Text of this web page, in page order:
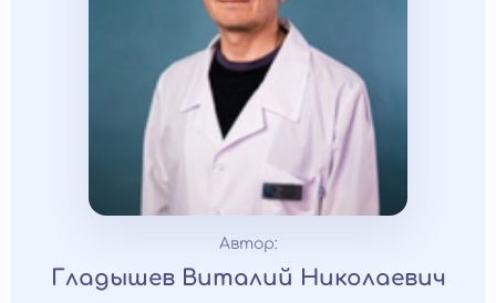
Автор:
Гладышев Виталий Николаевич